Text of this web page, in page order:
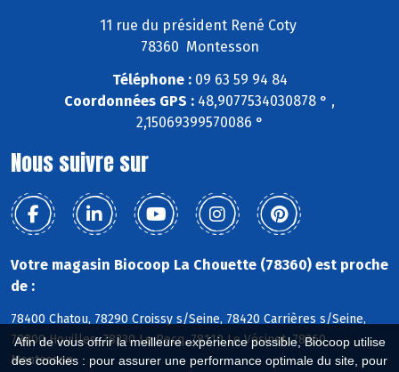
Afin de vous offrir la meilleure expérience possible, Biocoop utilise
des cookies : pour assurer une performance optimale du site, pour
11 rue du président René Coty
78360 Montesson
Téléphone :09 63 59 94 84
Coordonnées GPS : 48,9077534030878 ° ,
2,15069399570086 °
Nous suivre sur
Votre magasin Biocoop La Chouette (78360) est proche
de :
78400 Chatou, 78290 Croissy s/Seine, 78420 Carrières s/Seine,
78800 Houilles, 78230 Le Pecq, 78110 Le Vésinet, 78360
Montesson